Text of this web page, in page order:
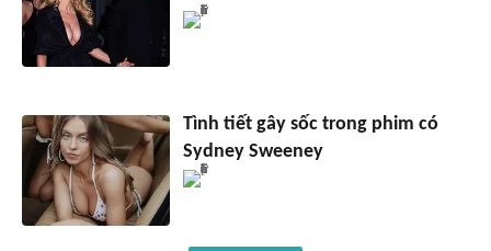
Tình tiết gây sốc trong phim có
Sydney Sweeney